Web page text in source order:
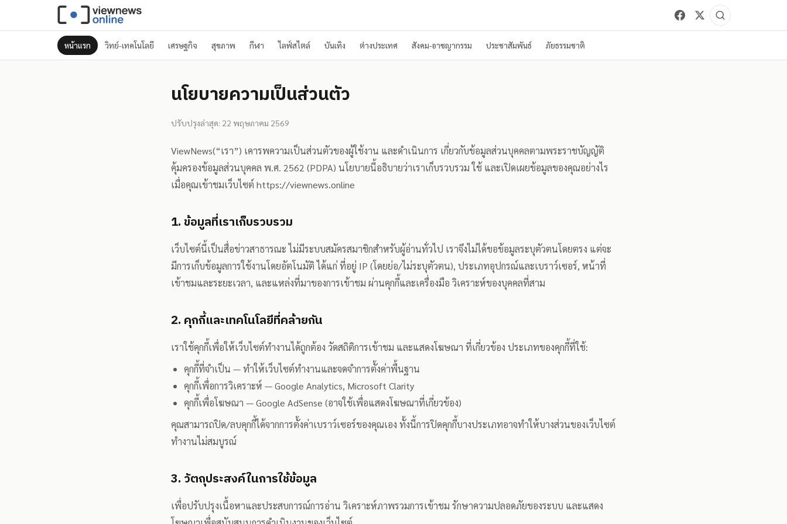
หน้าแรก วิทย์-เทคโนโลยี เศรษฐกิจ สุขภาพ กีฬา ไลฟ์สไตล์ บันเทิง ต่างประเทศ สังคม-อาชญากรรม ประชาสัมพันธ์ ภัยธรรมชาติ
นโยบายความเป็นส่วนตัว
ปรับปรุงล่าสุด: 22 พฤษภาคม 2569
ViewNews(“เรา”) เคารพความเป็นส่วนตัวของผู้ใช้งาน และดำเนินการ เกี่ยวกับข้อมูลส่วนบุคคลตามพระราชบัญญัติ
คุ้มครองข้อมูลส่วนบุคคล พ.ศ. 2562 (PDPA) นโยบายนี้อธิบายว่าเราเก็บรวบรวม ใช้ และเปิดเผยข้อมูลของคุณอย่างไร
เมื่อคุณเข้าชมเว็บไซต์ https://viewnews.online
1. ข้อมูลที่เราเก็บรวบรวม
เว็บไซต์นี้เป็นสื่อข่าวสาธารณะ ไม่มีระบบสมัครสมาชิกสำหรับผู้อ่านทั่วไป เราจึงไม่ได้ขอข้อมูลระบุตัวตนโดยตรง แต่จะ
มีการเก็บข้อมูลการใช้งานโดยอัตโนมัติ ได้แก่ ที่อยู่ IP (โดยย่อ/ไม่ระบุตัวตน), ประเภทอุปกรณ์และเบราว์เซอร์, หน้าที่
เข้าชมและระยะเวลา, และแหล่งที่มาของการเข้าชม ผ่านคุกกี้และเครื่องมือ วิเคราะห์ของบุคคลที่สาม
2. คุกกี้และเทคโนโลยีที่คล้ายกัน
เราใช้คุกกี้เพื่อให้เว็บไซต์ทำงานได้ถูกต้อง วัดสถิติการเข้าชม และแสดงโฆษณา ที่เกี่ยวข้อง ประเภทของคุกกี้ที่ใช้:
คุกกี้ที่จำเป็น — ทำให้เว็บไซต์ทำงานและจดจำการตั้งค่าพื้นฐาน
คุกกี้เพื่อการวิเคราะห์ — Google Analytics, Microsoft Clarity
คุกกี้เพื่อโฆษณา — Google AdSense (อาจใช้เพื่อแสดงโฆษณาที่เกี่ยวข้อง)
คุณสามารถปิด/ลบคุกกี้ได้จากการตั้งค่าเบราว์เซอร์ของคุณเอง ทั้งนี้การปิดคุกกี้บางประเภทอาจทำให้บางส่วนของเว็บไซต์
ทำงานไม่สมบูรณ์
3. วัตถุประสงค์ในการใช้ข้อมูล
เพื่อปรับปรุงเนื้อหาและประสบการณ์การอ่าน วิเคราะห์ภาพรวมการเข้าชม รักษาความปลอดภัยของระบบ และแสดง